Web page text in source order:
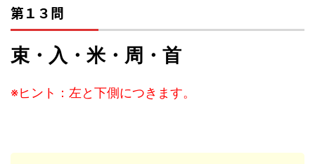
第１３問
束・入・米・周・首
※ヒント：左と下側につきます。